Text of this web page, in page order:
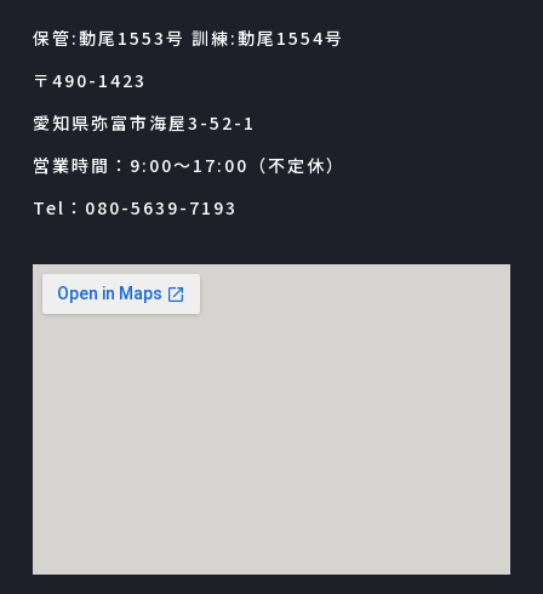
保管:動尾1553号 訓練:動尾1554号
〒490-1423
愛知県弥富市海屋3-52-1
営業時間：9:00～17:00（不定休）
Tel：080-5639-7193